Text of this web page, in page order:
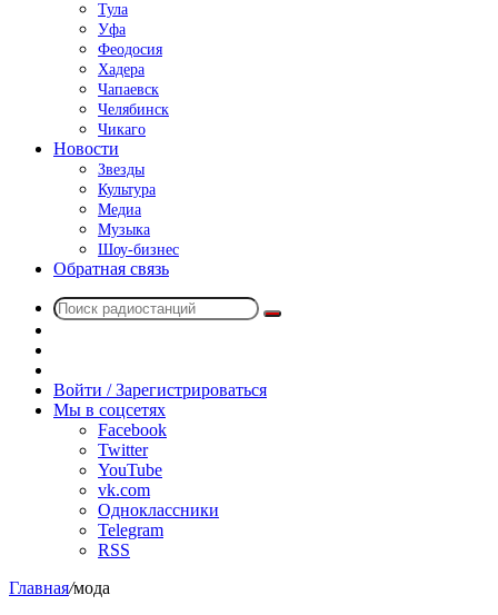
Тула
Уфа
Феодосия
Хадера
Чапаевск
Челябинск
Чикаго
Новости
Звезды
Культура
Медиа
Музыка
Шоу-бизнес
Обратная связь
Поиск
радио
Войти / Зарегистрироваться
Мы в соцсетях
Facebook
Twitter
YouTube
vk.com
Одноклассники
Telegram
RSS
Главная/мода